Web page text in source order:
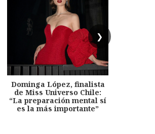
❯
Dominga López, finalista
de Miss Universo Chile:
“La preparación mental sí
es la más importante”